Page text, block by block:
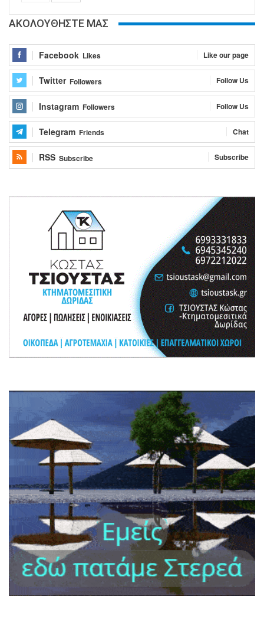
ΑΚΟΛΟΥΘΗΣΤΕ ΜΑΣ
Facebook Likes Like our page
Twitter Followers Follow Us
Instagram Followers Follow Us
Telegram Friends Chat
RSS Subscribe Subscribe